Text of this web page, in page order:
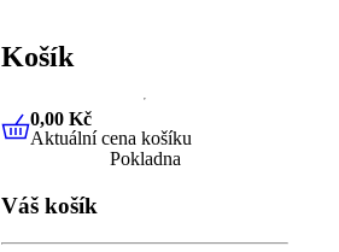
Košík
0,00 KčAktuální cena košíku
0,00 Kč
Aktuální cena košíku
Pokladna
Váš košík